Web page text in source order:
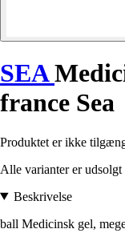
SEA
france Sea
Produktet er ikke
Alle varianter er udsolgt
Beskrivelse
ball Medicinsk gel,